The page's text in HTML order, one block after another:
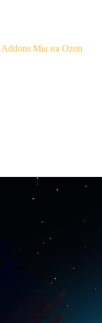
Мы на Ozon